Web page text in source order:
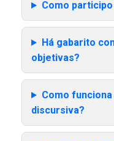
Como
Há gabarito
objetivas?
Como
discursiva?